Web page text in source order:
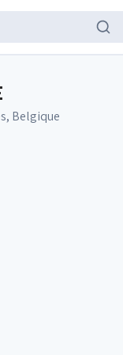
Belgique